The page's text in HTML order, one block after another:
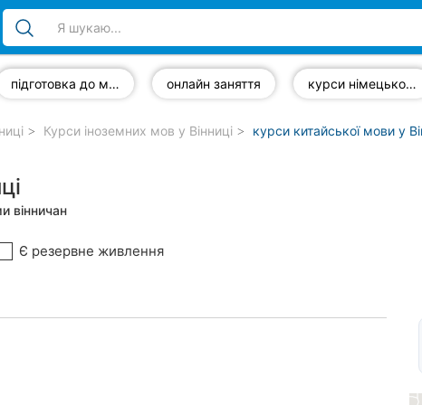
підготовка до міжнародних екзаменів онлайн заняття курси німецької мови
Курси іноземних мов у Вінниці курси китайської мови у
вінничан
Є резервне живлення